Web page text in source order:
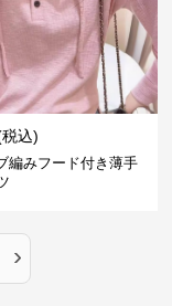
込)
編みフード付き薄手
›